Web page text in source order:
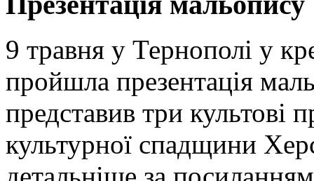
9 травня у Тернополі у
пройшла презентація
представив три культові
культурної спадщини